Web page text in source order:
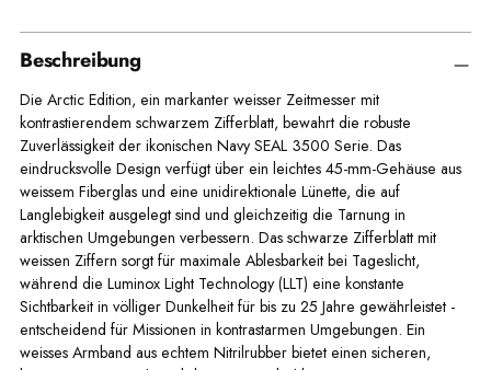
Beschreibung
Die Arctic Edition, ein markanter weisser Zeitmesser mit
kontrastierendem schwarzem Zifferblatt, bewahrt die robuste
Zuverlässigkeit der ikonischen Navy SEAL 3500 Serie. Das
eindrucksvolle Design verfügt über ein leichtes 45-mm-Gehäuse aus
weissem Fiberglas und eine unidirektionale Lünette, die auf
Langlebigkeit ausgelegt sind und gleichzeitig die Tarnung in
arktischen Umgebungen verbessern. Das schwarze Zifferblatt mit
weissen Ziffern sorgt für maximale Ablesbarkeit bei Tageslicht,
während die Luminox Light Technology (LLT) eine konstante
Sichtbarkeit in völliger Dunkelheit für bis zu 25 Jahre gewährleistet -
entscheidend für Missionen in kontrastarmen Umgebungen. Ein
weisses Armband aus echtem Nitrilrubber bietet einen sicheren,